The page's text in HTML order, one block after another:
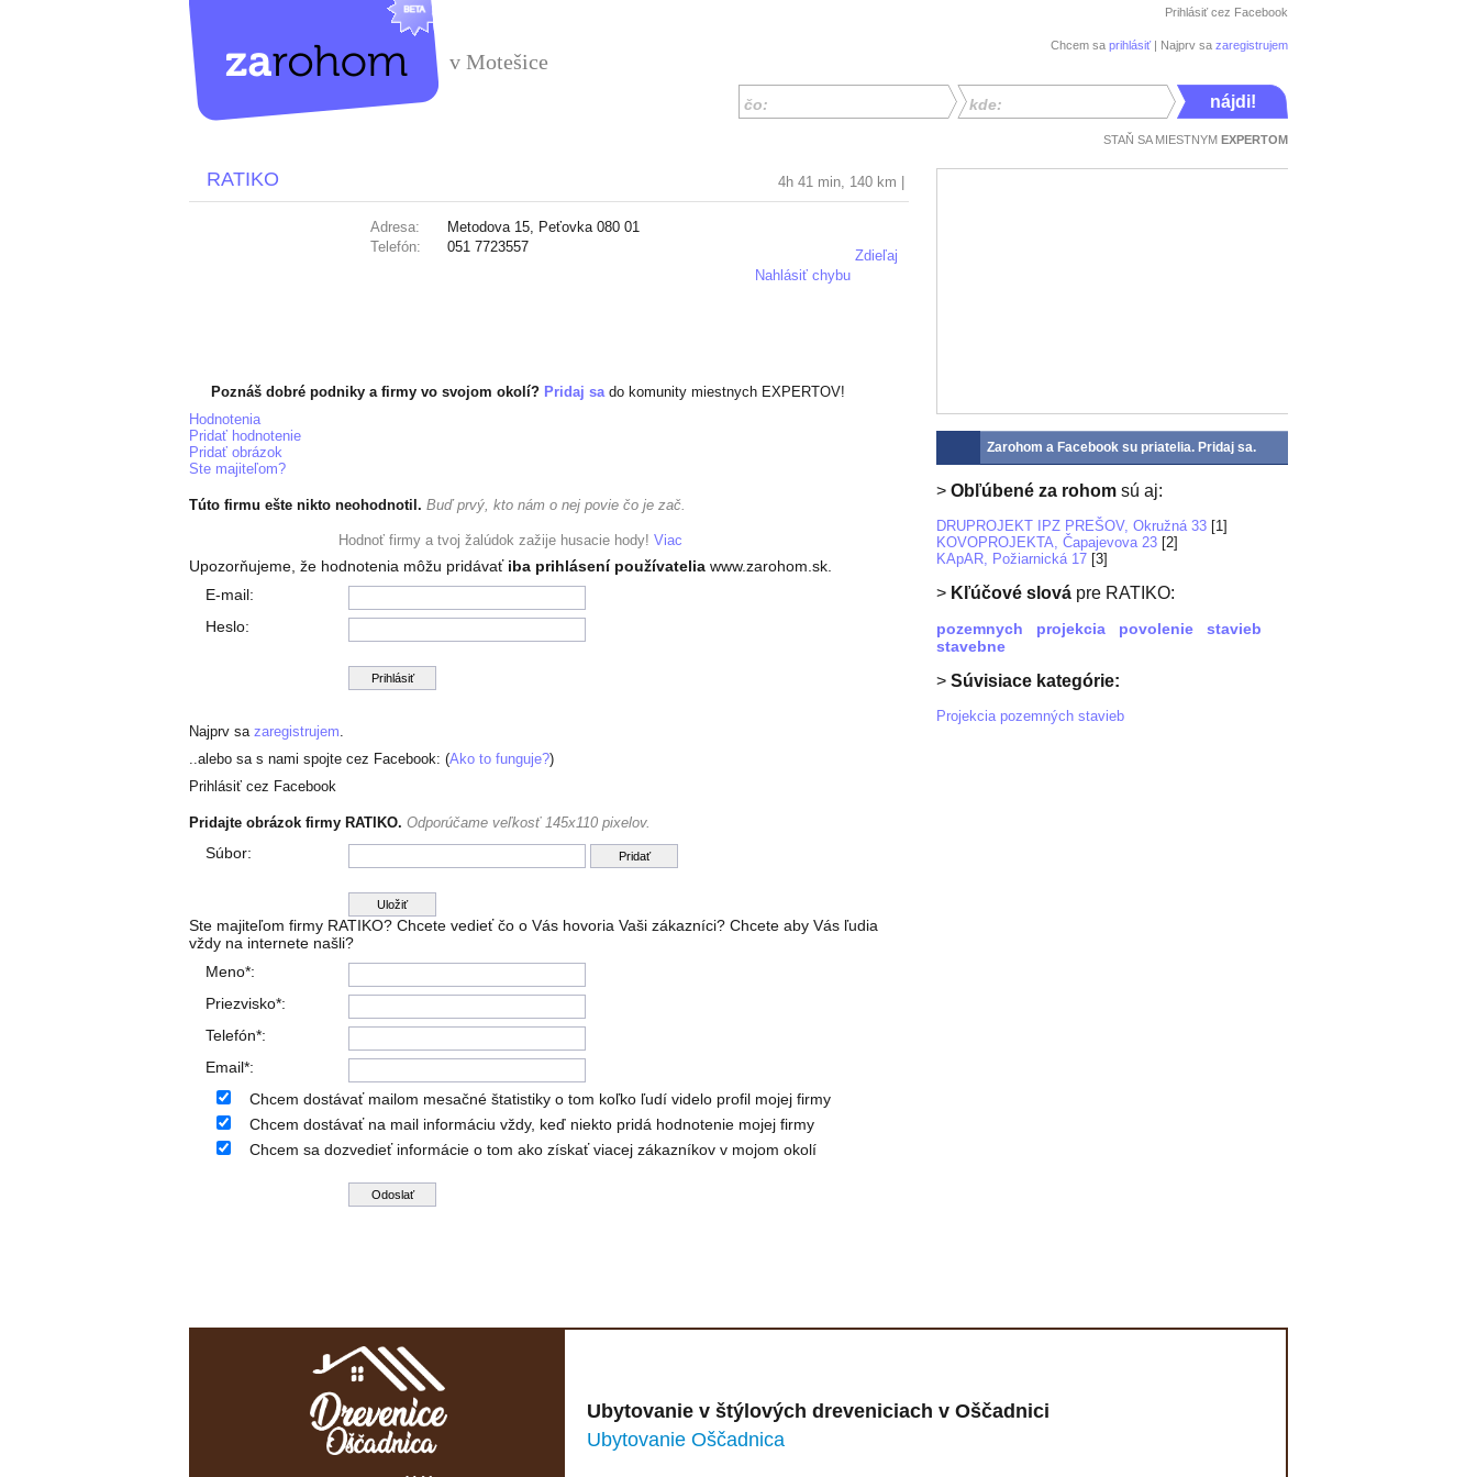
v Motešice
Prihlásiť cez Facebook
Chcem sa prihlásiť| Najprv sa zaregistrujem
čo: kde:
STAŇ SA MIESTNYM EXPERTOM
RATIKO 4h 41 min, 140 km |
Adresa:
Metodova 15, Peťovka 080 01
Telefón:
051 7723557
Zdieľaj
Nahlásiť chybu
Poznáš dobré podniky a firmy vo svojom okolí? Pridaj sado komunity miestnych EXPERTOV!
Hodnotenia
Pridať hodnotenie
Pridať obrázok
Ste majiteľom?
Túto firmu ešte nikto neohodnotil. Buď prvý, kto nám o nej povie čo je zač.
Hodnoť firmy a tvoj žalúdok zažije husacie hody! Viac
Upozorňujeme, že hodnotenia môžu pridávať iba prihlásení používatelia www.zarohom.sk.
E-mail:
Heslo:
Najprv sa zaregistrujem.
..alebo sa s nami spojte cez Facebook: (Ako to funguje?)
Prihlásiť cez Facebook
Pridajte obrázok firmy RATIKO. Odporúčame veľkosť 145x110 pixelov.
Súbor:
Ste majiteľom firmy RATIKO? Chcete vedieť čo o Vás hovoria Vaši zákazníci? Chcete aby Vás ľudia
vždy na internete našli?
Meno*:
Priezvisko*:
Telefón*:
Email*:
Chcem dostávať mailom mesačné štatistiky o tom koľko ľudí videlo profil mojej firmy
Chcem dostávať na mail informáciu vždy, keď niekto pridá hodnotenie mojej firmy
Chcem sa dozvedieť informácie o tom ako získať viacej zákazníkov v mojom okolí
Ubytovanie v štýlových dreveniciach v Oščadnici
Ubytovanie Oščadnica
Zarohom a Facebook su priatelia. Pridaj sa.
> Obľúbené za rohom sú aj:
DRUPROJEKT IPZ PREŠOV, Okružná 33 [1]
KOVOPROJEKTA, Čapajevova 23 [2]
KApAR, Požiarnická 17 [3]
> Kľúčové slová pre RATIKO:
pozemnych projekcia povolenie
stavieb
stavebne
> Súvisiace kategórie:
Projekcia pozemných stavieb